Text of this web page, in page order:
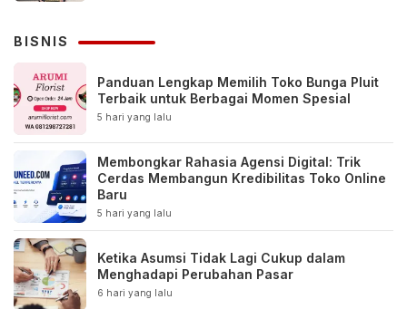
BISNIS
Panduan Lengkap Memilih Toko Bunga Pluit
Terbaik untuk Berbagai Momen Spesial
5 hari yang lalu
Membongkar Rahasia Agensi Digital: Trik
Cerdas Membangun Kredibilitas Toko Online
Baru
5 hari yang lalu
Ketika Asumsi Tidak Lagi Cukup dalam
Menghadapi Perubahan Pasar
6 hari yang lalu